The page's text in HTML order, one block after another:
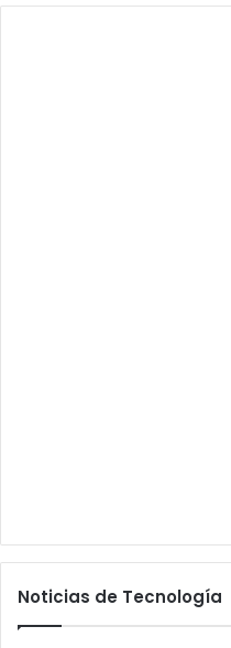
Noticias de Tecnología